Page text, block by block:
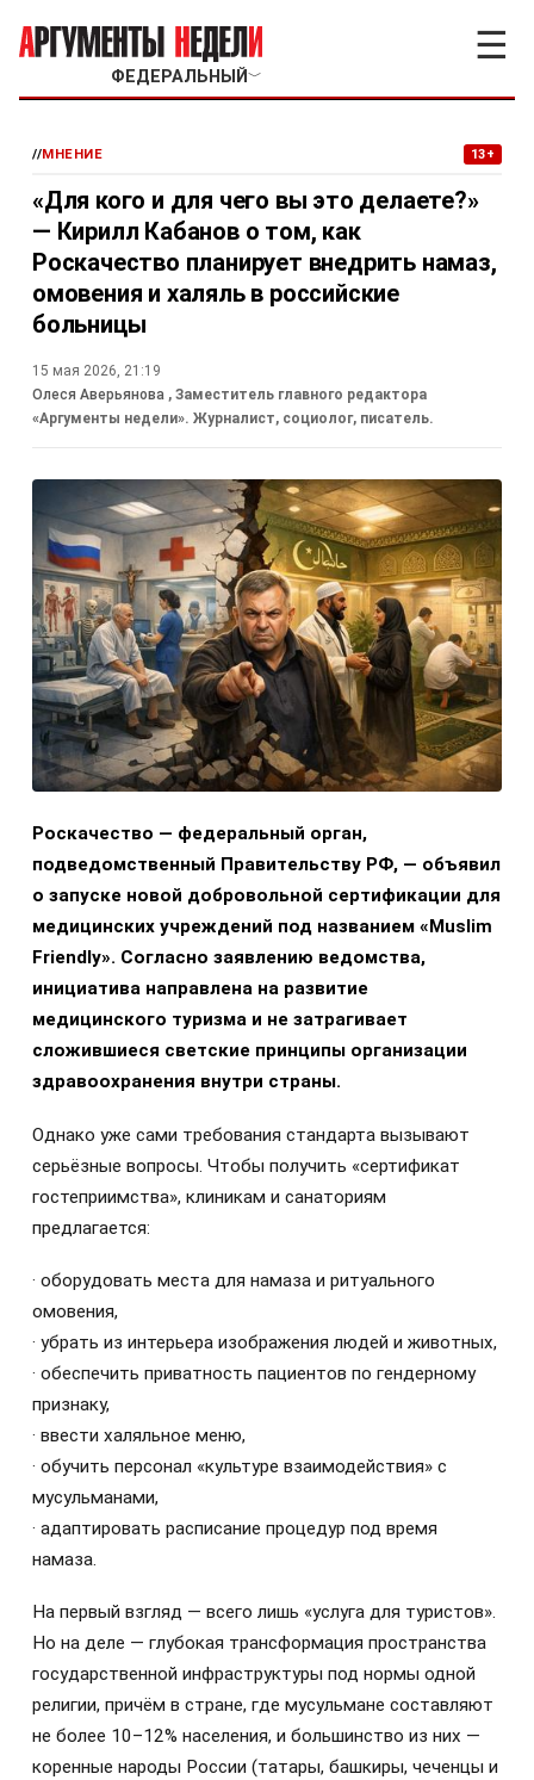
ФЕДЕРАЛЬНЫЙ ﹀
☰
//МНЕНИЕ 13+
«Для кого и для чего вы это делаете?»
— Кирилл Кабанов о том, как
Роскачество планирует внедрить намаз,
омовения и халяль в российские
больницы
15 мая 2026, 21:19
Олеся Аверьянова , Заместитель главного редактора
«Аргументы недели». Журналист, социолог, писатель.
Роскачество — федеральный орган,
подведомственный Правительству РФ, — объявил
о запуске новой добровольной сертификации для
медицинских учреждений под названием «Muslim
Friendly». Согласно заявлению ведомства,
инициатива направлена на развитие
медицинского туризма и не затрагивает
сложившиеся светские принципы организации
здравоохранения внутри страны.
Однако уже сами требования стандарта вызывают
серьёзные вопросы. Чтобы получить «сертификат
гостеприимства», клиникам и санаториям
предлагается:
· оборудовать места для намаза и ритуального
омовения,
· убрать из интерьера изображения людей и животных,
· обеспечить приватность пациентов по гендерному
признаку,
· ввести халяльное меню,
· обучить персонал «культуре взаимодействия» с
мусульманами,
· адаптировать расписание процедур под время
намаза.
На первый взгляд — всего лишь «услуга для туристов».
Но на деле — глубокая трансформация пространства
государственной инфраструктуры под нормы одной
религии, причём в стране, где мусульмане составляют
не более 10–12% населения, и большинство из них —
коренные народы России (татары, башкиры, чеченцы и